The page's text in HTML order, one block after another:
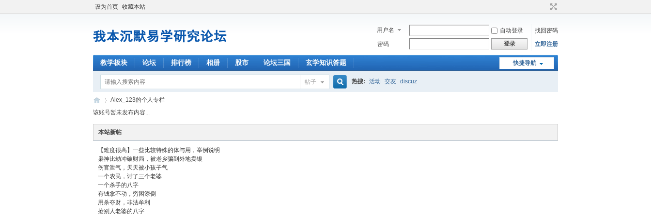
设为首页 收藏本站
用户名 自动登录
找回密码
密码
登录 立即注册
快捷导航
教学板块 论坛 排行榜 相册 股市 论坛三国 玄学知识答题
帖子 热搜: 活动 交友 discuz
我 ›
Alex_123的个人专栏
该账号暂未发布内容...
本站新帖
【难度很高】一些比较特殊的体与用，举例说明
枭神比劫冲破财局，被老乡骗到外地卖银
伤官泄气，天天被小孩子气
一个农民，讨了三个老婆
一个杀手的八字
有钱拿不动，穷困潦倒
用杀夺财，非法牟利
抢别人老婆的八字